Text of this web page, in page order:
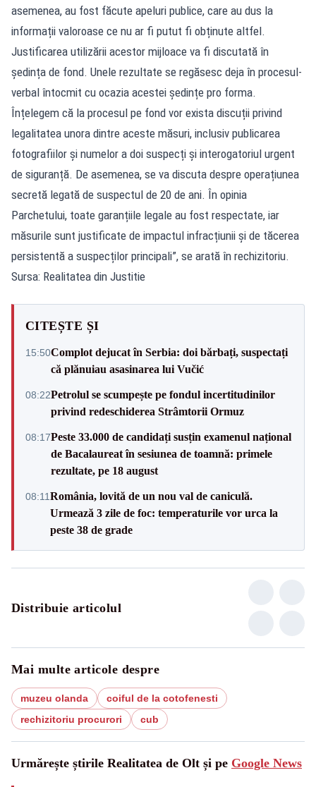
asemenea, au fost făcute apeluri publice, care au dus la
informații valoroase ce nu ar fi putut fi obținute altfel.
Justificarea utilizării acestor mijloace va fi discutată în
ședința de fond. Unele rezultate se regăsesc deja în procesul-
verbal întocmit cu ocazia acestei ședințe pro forma.
Înțelegem că la procesul pe fond vor exista discuții privind
legalitatea unora dintre aceste măsuri, inclusiv publicarea
fotografiilor și numelor a doi suspecți și interogatoriul urgent
de siguranță. De asemenea, se va discuta despre operațiunea
secretă legată de suspectul de 20 de ani. În opinia
Parchetului, toate garanțiile legale au fost respectate, iar
măsurile sunt justificate de impactul infracțiunii și de tăcerea
persistentă a suspecților principali”, se arată în rechizitoriu.
Sursa: Realitatea din Justitie
CITEȘTE ȘI
15:50Complot dejucat în Serbia: doi bărbați, suspectați
că plănuiau asasinarea lui Vučić
08:22Petrolul se scumpește pe fondul incertitudinilor
privind redeschiderea Strâmtorii Ormuz
08:17Peste 33.000 de candidați susțin examenul național
de Bacalaureat în sesiunea de toamnă: primele
rezultate, pe 18 august
08:11România, lovită de un nou val de caniculă.
Urmează 3 zile de foc: temperaturile vor urca la
peste 38 de grade
Distribuie articolul
Mai multe articole despre
muzeu olanda
coiful de la cotofenesti
rechizitoriu procurori
cub
Urmărește știrile Realitatea de Olt și pe Google News